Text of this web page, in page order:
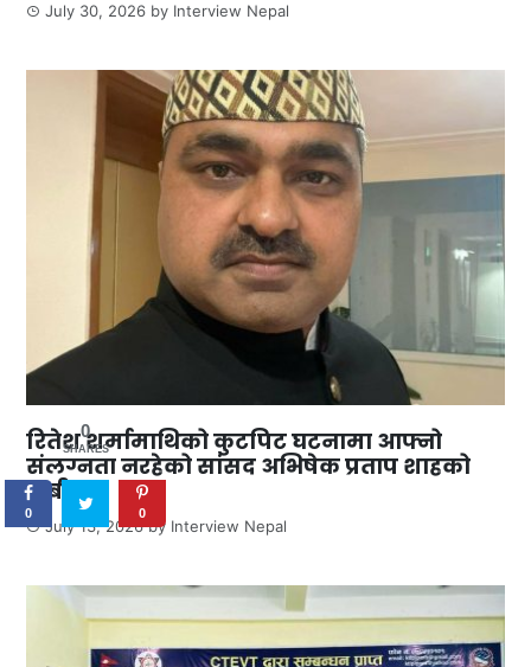
July 30, 2026 by Interview Nepal
रितेश शर्मामाथिको कुटपिट घटनामा आफ्नो
संलग्नता नरहेको सांसद अभिषेक प्रताप शाहको
दाबी
July 13, 2026by Interview Nepal
0
SHARES
0 0